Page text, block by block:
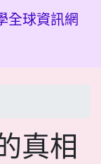
全球資訊網
真相